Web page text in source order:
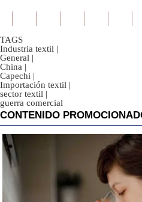
TAGS
Industria textil |
General |
China |
Capechi |
Importación textil |
sector textil |
guerra comercial